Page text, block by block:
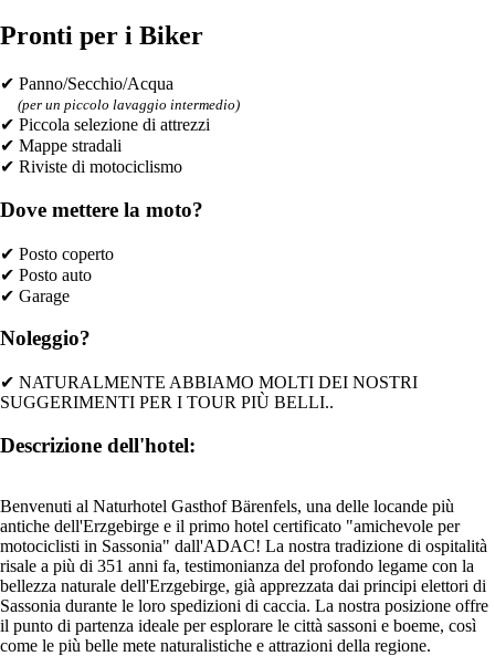
Pronti per i Biker
✔ Panno/Secchio/Acqua
(per un piccolo lavaggio intermedio)
✔ Piccola selezione di attrezzi
✔ Mappe stradali
✔ Riviste di motociclismo
Dove mettere la moto?
✔ Posto coperto
✔ Posto auto
✔ Garage
Noleggio?
✔ NATURALMENTE ABBIAMO MOLTI DEI NOSTRI
SUGGERIMENTI PER I TOUR PIÙ BELLI..
Descrizione dell'hotel:
Benvenuti al Naturhotel Gasthof Bärenfels, una delle locande più
antiche dell'Erzgebirge e il primo hotel certificato "amichevole per
motociclisti in Sassonia" dall'ADAC! La nostra tradizione di ospitalità
risale a più di 351 anni fa, testimonianza del profondo legame con la
bellezza naturale dell'Erzgebirge, già apprezzata dai principi elettori di
Sassonia durante le loro spedizioni di caccia. La nostra posizione offre
il punto di partenza ideale per esplorare le città sassoni e boeme, così
come le più belle mete naturalistiche e attrazioni della regione.